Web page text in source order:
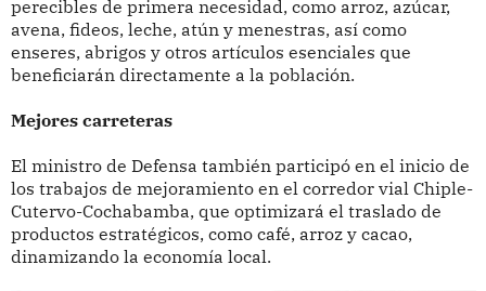
perecibles de primera necesidad, como arroz, azúcar,
avena, fideos, leche, atún y menestras, así como
enseres, abrigos y otros artículos esenciales que
beneficiarán directamente a la población.
Mejores carreteras
El ministro de Defensa también participó en el inicio de
los trabajos de mejoramiento en el corredor vial Chiple-
Cutervo-Cochabamba, que optimizará el traslado de
productos estratégicos, como café, arroz y cacao,
dinamizando la economía local.